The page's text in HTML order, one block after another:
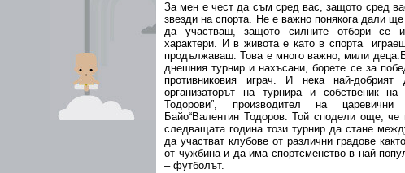
За мен е чест да съм сред вас, защото сред
звезди на спорта. Не е важно понякога дали
да участваш, защото силните отбори се
характери. И в живота е като в спорта
продължаваш. Това е много важно, мили
днешния турнир и нахъсани, борете се за
противниковия играч. И нека най-добрият
организаторът на турнира и собственик
Тодорови”, производител на
Байо“Валентин Тодоров. Той сподели още, че
следващата година този турнир да стане
да участват клубове от различни градове
от чужбина и да има спортсменство в най-
– футболът.